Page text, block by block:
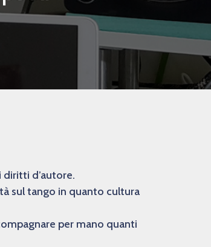
d’autore.
sul tango in quanto cultura
per mano quanti